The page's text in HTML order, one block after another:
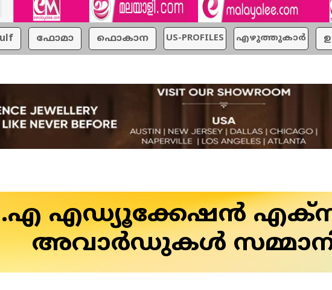
ഫോമാ ഫൊകാന US-PROFILES എഴുത്തുകാര്‍
എഡ്യൂക്കേഷന്‍
അവാര്‍ഡുകള്‍